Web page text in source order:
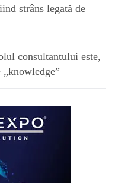
strâns legată de
consultantului este,